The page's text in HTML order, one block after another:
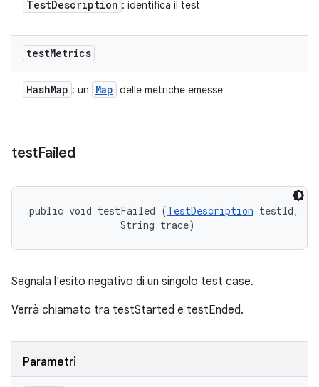
TestDescription : identifica il test
testMetrics
HashMap : un Map delle metriche emesse
testFailed
public void testFailed (TestDescription testId,
                String trace)
Segnala l'esito negativo di un singolo test case.
Verrà chiamato tra testStarted e testEnded.
Parametri